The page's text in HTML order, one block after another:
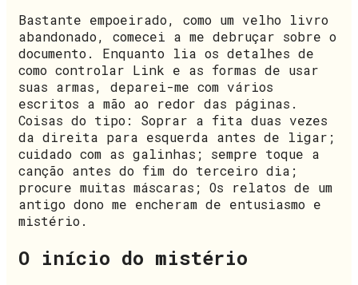
Bastante empoeirado, como um velho livro
abandonado, comecei a me debruçar sobre o
documento. Enquanto lia os detalhes de
como controlar Link e as formas de usar
suas armas, deparei-me com vários
escritos a mão ao redor das páginas.
Coisas do tipo: Soprar a fita duas vezes
da direita para esquerda antes de ligar;
cuidado com as galinhas; sempre toque a
canção antes do fim do terceiro dia;
procure muitas máscaras; Os relatos de um
antigo dono me encheram de entusiasmo e
mistério.
O início do mistério